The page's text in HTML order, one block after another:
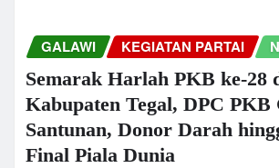
GALAWI KEGIATAN PARTAI
Semarak Harlah PKB ke-28
Kabupaten Tegal, DPC PKB
Santunan, Donor Darah
Final Piala Dunia